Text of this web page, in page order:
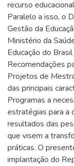
recurso
Paralelo a isso, o
Gestão da
Ministério da
Educação do
Recomendações
Projetos de
das principais
Programas a
estratégias para a
resultados das
que visem a
práticas. O
implantação do